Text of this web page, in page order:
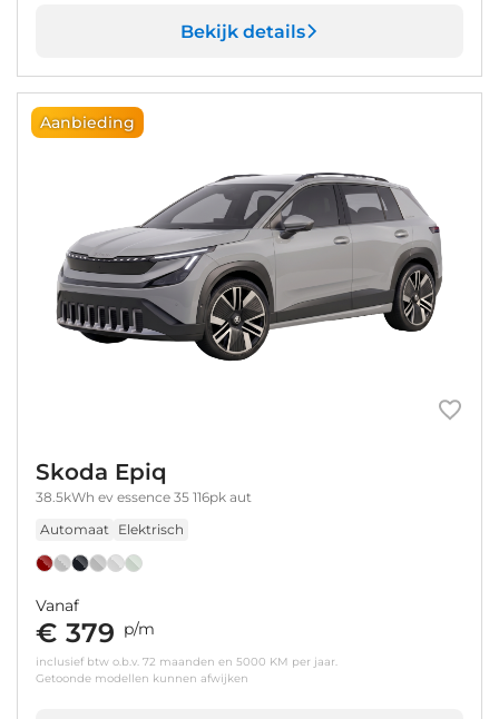
Bekijk details
Aanbieding
Skoda Epiq
38.5kWh ev essence 35 116pk aut
Automaat Elektrisch
Vanaf
€ 379 p/m
inclusief btw o.b.v. 72 maanden en 5000 KM per jaar.
Getoonde modellen kunnen afwijken